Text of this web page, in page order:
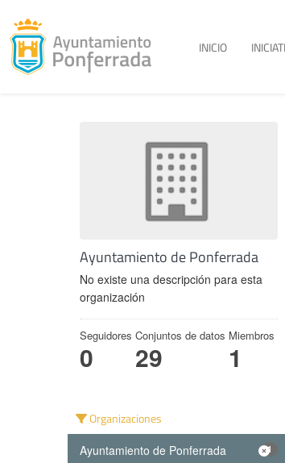
INICIO
Ayuntamiento de Ponferrada
No existe una descripción para esta
organización
Seguidores
0
Conjuntos de datos
29
Miembros
1
Organizaciones
Ayuntamiento de Ponferrada 1